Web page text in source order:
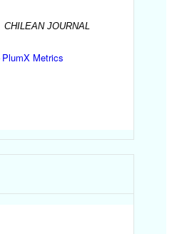
CHILEAN JOURNAL
PlumX Metrics